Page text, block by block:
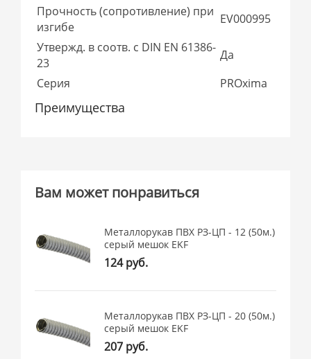
Прочность (сопротивление) при
изгибе
EV000995
Утвержд. в соотв. с DIN EN 61386-
23
Да
Серия
PROxima
Преимущества
Вам может понравиться
Металлорукав ПВХ РЗ-ЦП - 12 (50м.)
серый мешок EKF
124 руб.
Металлорукав ПВХ РЗ-ЦП - 20 (50м.)
серый мешок EKF
207 руб.